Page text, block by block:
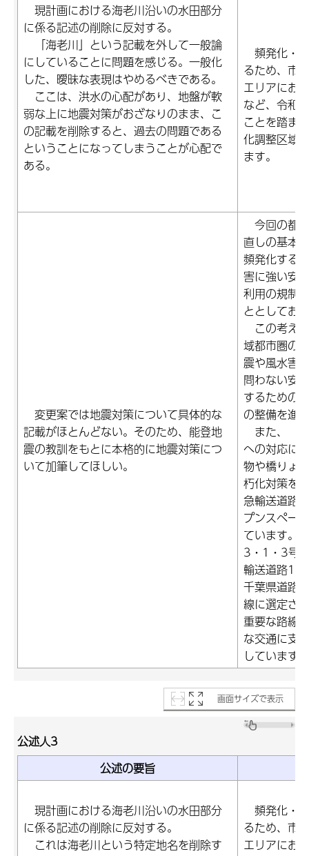
現計画における海老川沿いの水田部分
に係る記述の削除に反対する。
「海老川」という記載を外して一般論
にしていることに問題を感じる。一般化
した、曖昧な表現はやめるべきである。
ここは、洪水の心配があり、地盤が軟
弱な上に地震対策がおざなりのまま、こ
の記載を削除すると、過去の問題である
ということになってしまうことが心配で
ある。
頻発化・
るため、市
エリアにお
など、令和
ことを踏ま
化調整区域
ます。
変更案では地震対策について具体的な
記載がほとんどない。そのため、能登地
震の教訓をもとに本格的に地震対策につ
いて加筆してほしい。
今回の都
直しの基本
頻発化する
害に強い安
利用の規制
ととしてお
この考え
域都市圏の
震や風水害
問わない安
するための
の整備を進
また、「
への対応に
物や橋りょ
朽化対策を
急輸送道路
プンスペー
ています。
3・1・3号
輸送道路1
千葉県道路
線に選定さ
重要な路線
な交通に支
しています。
画面サイズで表示
公述人3
公述の要旨
現計画における海老川沿いの水田部分
に係る記述の削除に反対する。
これは海老川という特定地名を削除す
頻発化・
るため、市
エリアにお